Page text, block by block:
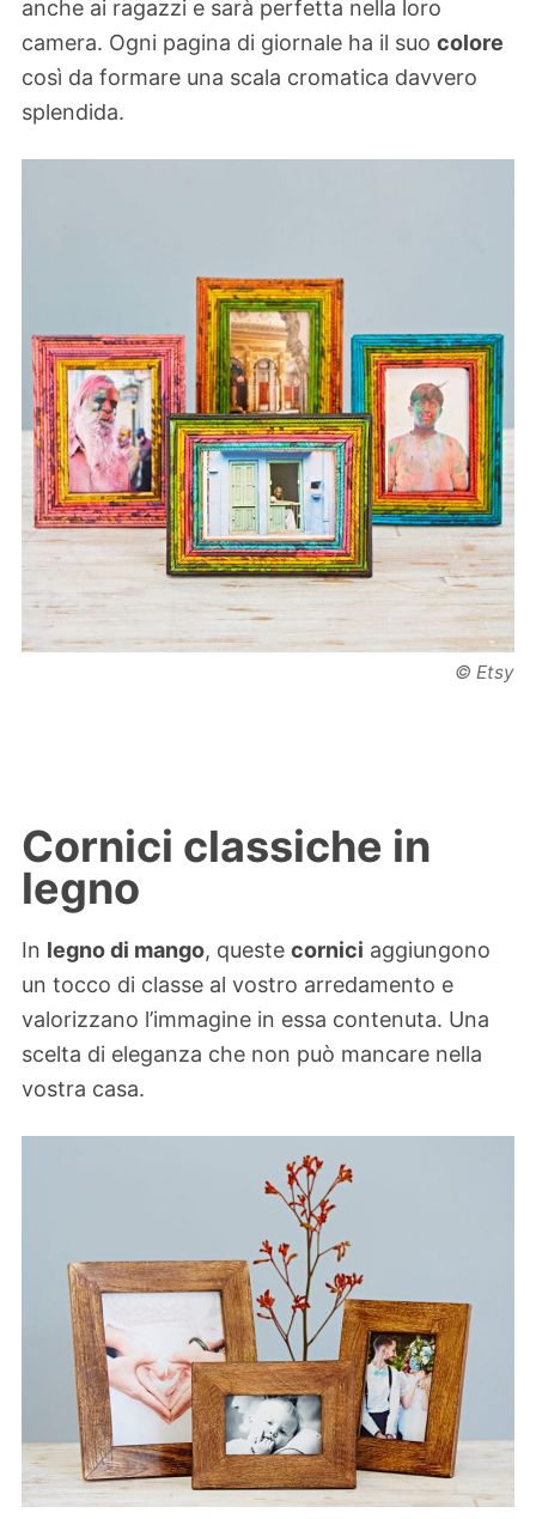
anche ai ragazzi e sarà perfetta nella loro
camera. Ogni pagina di giornale ha il suo colore
così da formare una scala cromatica davvero
splendida.
© Etsy
Cornici classiche in
legno
In legno di mango, queste cornici aggiungono
un tocco di classe al vostro arredamento e
valorizzano l’immagine in essa contenuta. Una
scelta di eleganza che non può mancare nella
vostra casa.